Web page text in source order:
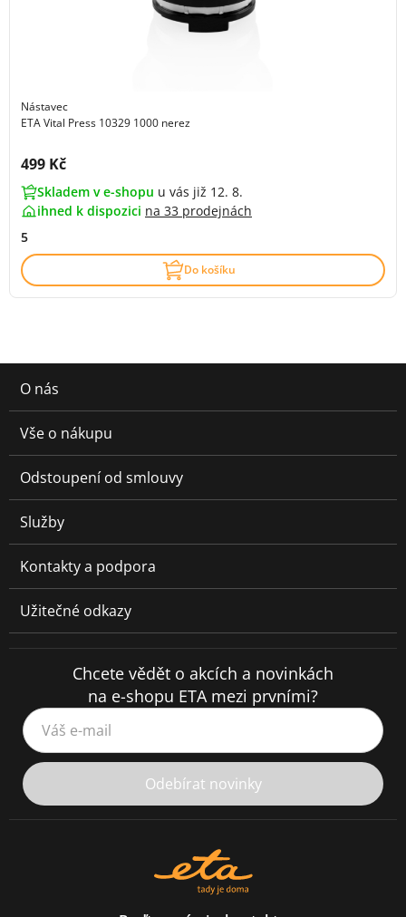
Nástavec
ETA Vital Press 10329 1000 nerez
Cena s DPH:
499 Kč
Skladem v e-shopu u vás již 12. 8.
ihned k dispozici na 33 prodejnách
5
Do košíku
O nás
Vše o nákupu
Odstoupení od smlouvy
Služby
Kontakty a podpora
Užitečné odkazy
Chcete vědět o akcích a novinkách
na e-shopu ETA mezi prvními?
Váš e-mail
Odebírat novinky